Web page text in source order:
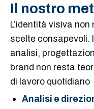
Il nostro
L’identità visiva
scelte consapevoli.
analisi,
brand non resta
di lavoro quotidiano
Analisi e